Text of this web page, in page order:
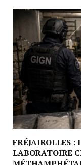
FRÉJAIROLLES :
LABORATOIRE